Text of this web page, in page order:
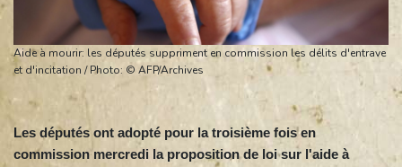
Aide à mourir: les députés suppriment en commission les délits d'entrave
et d'incitation / Photo: © AFP/Archives
Les députés ont adopté pour la troisième fois en
commission mercredi la proposition de loi sur l'aide à